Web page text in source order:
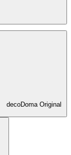
decoDoma Original